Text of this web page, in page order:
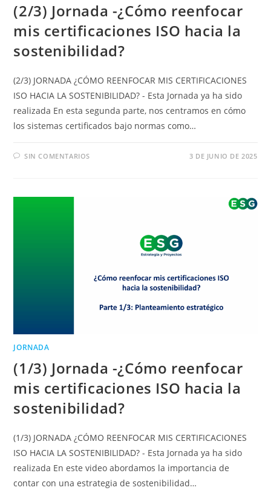
(2/3) Jornada -¿Cómo reenfocar
mis certificaciones ISO hacia la
sostenibilidad?
(2/3) JORNADA ¿CÓMO REENFOCAR MIS CERTIFICACIONES
ISO HACIA LA SOSTENIBILIDAD? - Esta Jornada ya ha sido
realizada En esta segunda parte, nos centramos en cómo
los sistemas certificados bajo normas como…
SIN COMENTARIOS 3 DE JUNIO DE 2025
JORNADA
(1/3) Jornada -¿Cómo reenfocar
mis certificaciones ISO hacia la
sostenibilidad?
(1/3) JORNADA ¿CÓMO REENFOCAR MIS CERTIFICACIONES
ISO HACIA LA SOSTENIBILIDAD? - Esta Jornada ya ha sido
realizada En este video abordamos la importancia de
contar con una estrategia de sostenibilidad…